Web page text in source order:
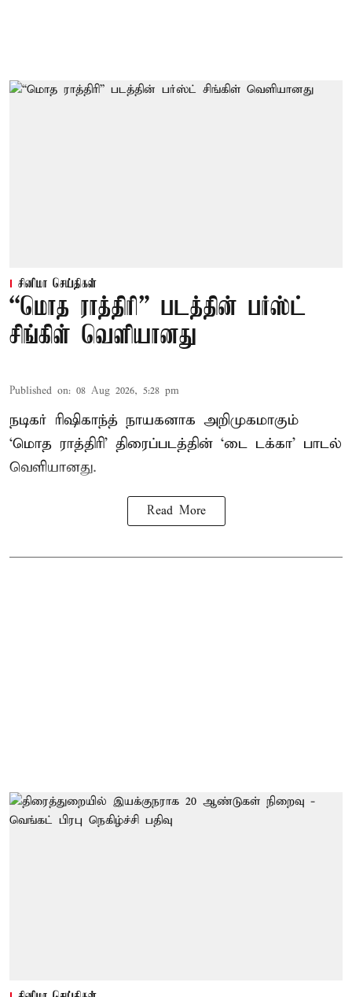
சினிமா செய்திகள்
“மொத ராத்திரி” படத்தின் பர்ஸ்ட்
சிங்கிள் வெளியானது
Published on: 08 Aug 2026, 5:28 pm
நடிகர் ரிஷிகாந்த் நாயகனாக அறிமுகமாகும்
‘மொத ராத்திரி’ திரைப்படத்தின் ‘டை டக்கா’ பாடல்
வெளியானது.
Read More